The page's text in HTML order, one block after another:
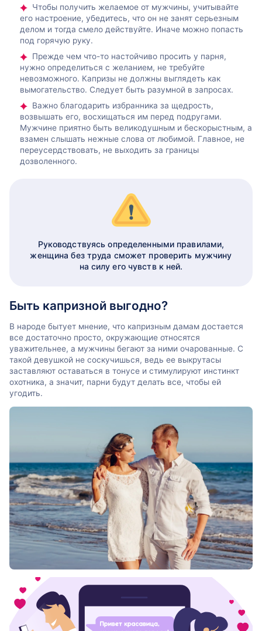
Чтобы получить желаемое от мужчины, учитывайте
его настроение, убедитесь, что он не занят серьезным
делом и тогда смело действуйте. Иначе можно попасть
под горячую руку.
Прежде чем что-то настойчиво просить у парня,
нужно определиться с желанием, не требуйте
невозможного. Капризы не должны выглядеть как
вымогательство. Следует быть разумной в запросах.
Важно благодарить избранника за щедрость,
возвышать его, восхищаться им перед подругами.
Мужчине приятно быть великодушным и бескорыстным, а
взамен слышать нежные слова от любимой. Главное, не
переусердствовать, не выходить за границы
дозволенного.
Руководствуясь определенными правилами,
женщина без труда сможет проверить мужчину
на силу его чувств к ней.
Быть капризной выгодно?
В народе бытует мнение, что капризным дамам достается
все достаточно просто, окружающие относятся
уважительнее, а мужчины бегают за ними очарованные. С
такой девушкой не соскучишься, ведь ее выкрутасы
заставляют оставаться в тонусе и стимулируют инстинкт
охотника, а значит, парни будут делать все, чтобы ей
угодить.